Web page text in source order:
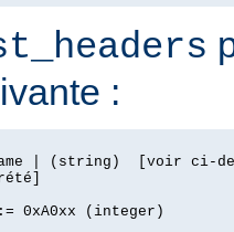
:
| (string)  [voir ci-
:= 0xA0xx (integer)